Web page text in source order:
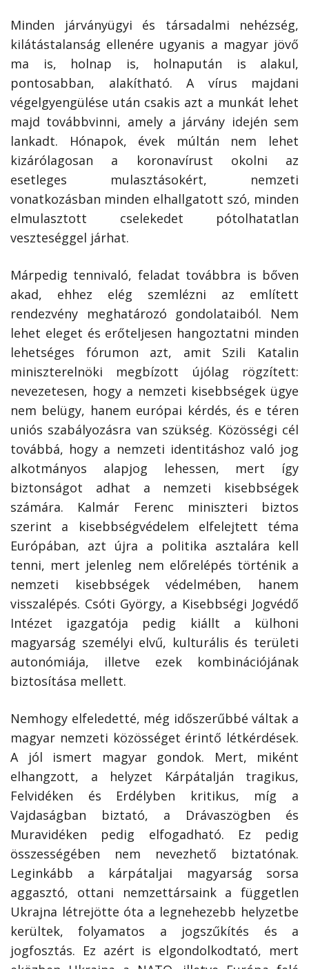
Minden járványügyi és társadalmi nehézség,
kilátástalanság ellenére ugyanis a magyar jövő
ma is, holnap is, holnapután is alakul,
pontosabban, alakítható. A vírus majdani
végelgyengülése után csakis azt a munkát lehet
majd továbbvinni, amely a járvány idején sem
lankadt. Hónapok, évek múltán nem lehet
kizárólagosan a koronavírust okolni az
esetleges mulasztásokért, nemzeti
vonatkozásban minden elhallgatott szó, minden
elmulasztott cselekedet pótolhatatlan
veszteséggel járhat.
Márpedig tennivaló, feladat továbbra is bőven
akad, ehhez elég szemlézni az említett
rendezvény meghatározó gondolataiból. Nem
lehet eleget és erőteljesen hangoztatni minden
lehetséges fórumon azt, amit Szili Katalin
miniszterelnöki megbízott újólag rögzített:
nevezetesen, hogy a nemzeti kisebbségek ügye
nem belügy, hanem európai kérdés, és e téren
uniós szabályozásra van szükség. Közösségi cél
továbbá, hogy a nemzeti identitáshoz való jog
alkotmányos alapjog lehessen, mert így
biztonságot adhat a nemzeti kisebbségek
számára. Kalmár Ferenc miniszteri biztos
szerint a kisebbségvédelem elfelejtett téma
Európában, azt újra a politika asztalára kell
tenni, mert jelenleg nem előrelépés történik a
nemzeti kisebbségek védelmében, hanem
visszalépés. Csóti György, a Kisebbségi Jogvédő
Intézet igazgatója pedig kiállt a külhoni
magyarság személyi elvű, kulturális és területi
autonómiája, illetve ezek kombinációjának
biztosítása mellett.
Nemhogy elfeledetté, még időszerűbbé váltak a
magyar nemzeti közösséget érintő létkérdések.
A jól ismert magyar gondok. Mert, miként
elhangzott, a helyzet Kárpátalján tragikus,
Felvidéken és Erdélyben kritikus, míg a
Vajdaságban biztató, a Drávaszögben és
Muravidéken pedig elfogadható. Ez pedig
összességében nem nevezhető biztatónak.
Leginkább a kárpátaljai magyarság sorsa
aggasztó, ottani nemzettársaink a független
Ukrajna létrejötte óta a legnehezebb helyzetbe
kerültek, folyamatos a jogszűkítés és a
jogfosztás. Ez azért is elgondolkodtató, mert